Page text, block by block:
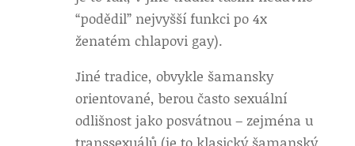
“podědil” nejvyšší funkci po 4x
ženatém chlapovi gay).
Jiné tradice, obvykle šamansky
orientované, berou často sexuální
odlišnost jako posvátnou – zejména u
transsexuálů (je to klasický šamanský